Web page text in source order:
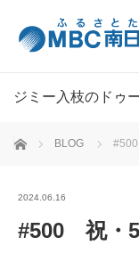
ジミー入枝のドゥ
ホーム BLOG
2024.06.16
#500 祝・